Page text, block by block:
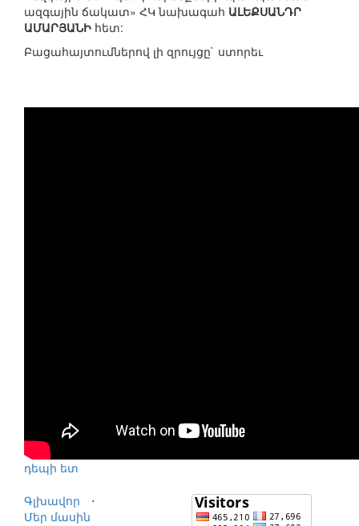
ազգային ճակատ» ՀԿ նախագահ ԱԼԵՔՍԱՆԴՐ
ԱՄԱՐՅԱՆԻ հետ:
Բացահայտումներով լի զրույցը` ստորեւ
դեպի ետ
Գլխավոր
⋅
Մեր մասին